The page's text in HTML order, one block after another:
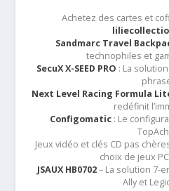
Achetez des cartes et
Sandmarc Travel
technophiles et
SecuX X-SEED PRO : La
Next Level Racing Formula
redéfinit
Configomatic: Le
Jeux vidéo et clés CD pas
choix de jeux
JSAUX HB0702– La solution 7-
Ally et